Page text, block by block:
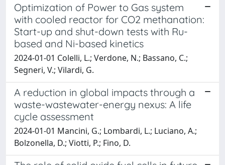
Optimization of Power to Gas system
with cooled reactor for CO2 methanation:
Start-up and shut-down tests with Ru-
based and Ni-based kinetics
2024-01-01 Colelli, L.; Verdone, N.; Bassano, C.;
Segneri, V.; Vilardi, G.
A reduction in global impacts through a
waste-wastewater-energy nexus: A life
cycle assessment
2024-01-01 Mancini, G.; Lombardi, L.; Luciano, A.;
Bolzonella, D.; Viotti, P.; Fino, D.